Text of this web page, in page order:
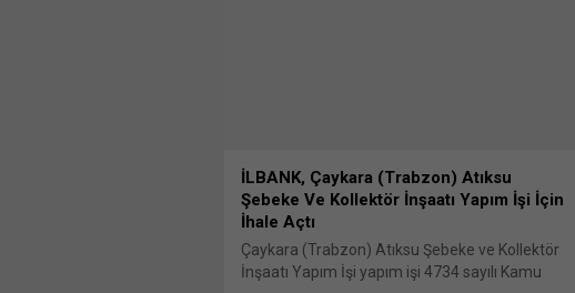
İLBANK, Çaykara (Trabzon) Atıksu
Şebeke Ve Kollektör İnşaatı Yapım İşi İçin
İhale Açtı
Çaykara (Trabzon) Atıksu Şebeke ve Kollektör
İnşaatı Yapım İşi yapım işi 4734 sayılı Kamu